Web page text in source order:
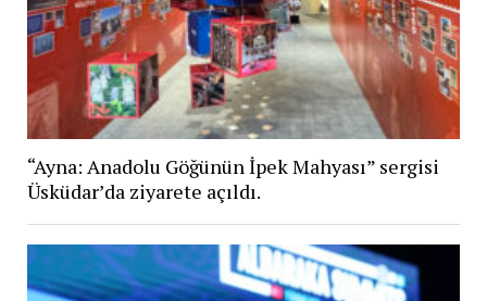
“Ayna: Anadolu Göğünün İpek Mahyası” sergisi
Üsküdar’da ziyarete açıldı.